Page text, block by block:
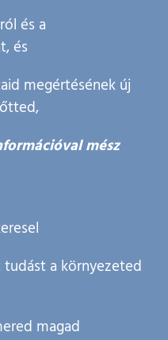
és a
és
megértésének új
mész
a környezeted
magad